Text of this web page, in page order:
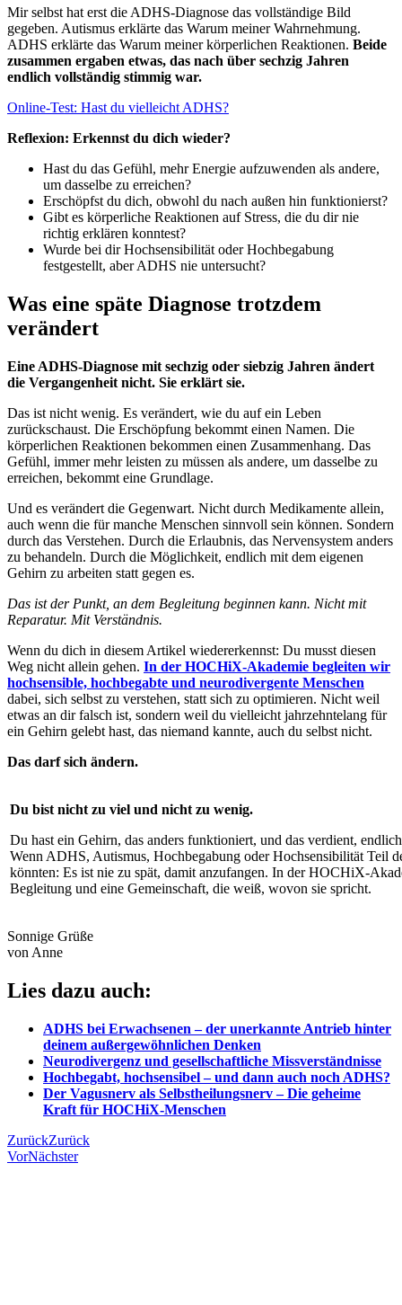
Mir selbst hat erst die ADHS-Diagnose das vollständige Bild
gegeben. Autismus erklärte das Warum meiner Wahrnehmung.
ADHS erklärte das Warum meiner körperlichen Reaktionen. Beide
zusammen ergaben etwas, das nach über sechzig Jahren
endlich vollständig stimmig war.
Online-Test: Hast du vielleicht ADHS?
Reflexion: Erkennst du dich wieder?
Hast du das Gefühl, mehr Energie aufzuwenden als andere,
um dasselbe zu erreichen?
Erschöpfst du dich, obwohl du nach außen hin funktionierst?
Gibt es körperliche Reaktionen auf Stress, die du dir nie
richtig erklären konntest?
Wurde bei dir Hochsensibilität oder Hochbegabung
festgestellt, aber ADHS nie untersucht?
Was eine späte Diagnose trotzdem
verändert
Eine ADHS-Diagnose mit sechzig oder siebzig Jahren ändert
die Vergangenheit nicht. Sie erklärt sie.
Das ist nicht wenig. Es verändert, wie du auf ein Leben
zurückschaust. Die Erschöpfung bekommt einen Namen. Die
körperlichen Reaktionen bekommen einen Zusammenhang. Das
Gefühl, immer mehr leisten zu müssen als andere, um dasselbe zu
erreichen, bekommt eine Grundlage.
Und es verändert die Gegenwart. Nicht durch Medikamente allein,
auch wenn die für manche Menschen sinnvoll sein können. Sondern
durch das Verstehen. Durch die Erlaubnis, das Nervensystem anders
zu behandeln. Durch die Möglichkeit, endlich mit dem eigenen
Gehirn zu arbeiten statt gegen es.
Das ist der Punkt, an dem Begleitung beginnen kann. Nicht mit
Reparatur. Mit Verständnis.
Wenn du dich in diesem Artikel wiedererkennst: Du musst diesen
Weg nicht allein gehen. In der HOCHiX-Akademie begleiten wir
hochsensible, hochbegabte und neurodivergente Menschen
dabei, sich selbst zu verstehen, statt sich zu optimieren. Nicht weil
etwas an dir falsch ist, sondern weil du vielleicht jahrzehntelang für
ein Gehirn gelebt hast, das niemand kannte, auch du selbst nicht.
Das darf sich ändern.
Du bist nicht zu viel und nicht zu wenig.
Du hast ein Gehirn, das anders funktioniert, und das verdient,
Wenn ADHS, Autismus, Hochbegabung oder Hochsensibilität Teil
könnten: Es ist nie zu spät, damit anzufangen. In der HOCHiX-
Begleitung und eine Gemeinschaft, die weiß, wovon sie spricht.
Sonnige Grüße
von Anne
Lies dazu auch:
ADHS bei Erwachsenen – der unerkannte Antrieb hinter
deinem außergewöhnlichen Denken
Neurodivergenz und gesellschaftliche Missverständnisse
Hochbegabt, hochsensibel – und dann auch noch ADHS?
Der Vagusnerv als Selbstheilungsnerv – Die geheime
Kraft für HOCHiX-Menschen
ZurückZurück
VorNächster